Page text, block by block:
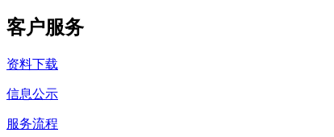
客户服务
资料下载
信息公示
服务流程